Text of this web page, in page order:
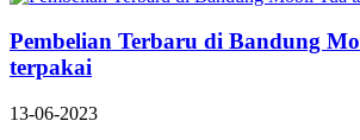
Pembelian Terbaru di Bandung
terpakai
13-06-2023